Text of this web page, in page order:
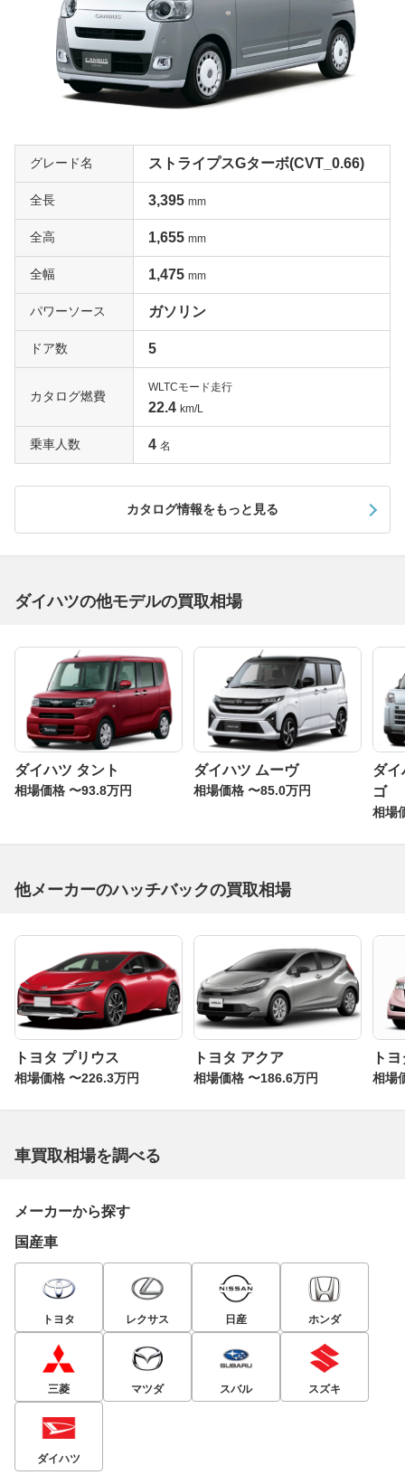
グレード名 ストライプスGターボ(CVT_0.66)
全長 3,395 mm
全高 1,655 mm
全幅 1,475 mm
パワーソース ガソリン
ドア数 5
カタログ燃費
WLTCモード走行
22.4 km/L
乗車人数 4 名
カタログ情報をもっと見る
ダイハツの他モデルの買取相場
ダイハツ タント
相場価格 〜93.8万円
ダイハツ ムーヴ
相場価格 〜85.0万円
ダイ
ゴ
相場
他メーカーのハッチバックの買取相場
トヨタ プリウス
相場価格 〜226.3万円
トヨタ アクア
相場価格 〜186.6万円
ト
相場
車買取相場を調べる
メーカーから探す
国産車
トヨタ レクサス 日産 ホンダ
三菱 マツダ スバル スズキ
ダイハツ